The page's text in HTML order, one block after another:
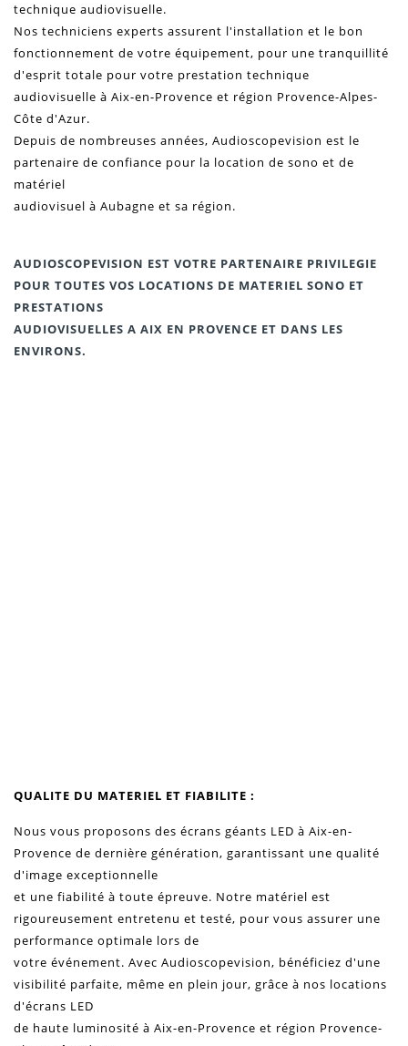
technique audiovisuelle.
Nos techniciens experts assurent l'installation et le bon
fonctionnement de votre équipement, pour une tranquillité
d'esprit totale pour votre prestation technique
audiovisuelle à Aix-en-Provence et région Provence-Alpes-
Côte d'Azur.
Depuis de nombreuses années, Audioscopevision est le
partenaire de confiance pour la location de sono et de
matériel
audiovisuel à Aubagne et sa région.
AUDIOSCOPEVISION EST VOTRE PARTENAIRE PRIVILEGIE
POUR TOUTES VOS LOCATIONS DE MATERIEL SONO ET
PRESTATIONS
AUDIOVISUELLES A AIX EN PROVENCE ET DANS LES
ENVIRONS.
QUALITE DU MATERIEL ET FIABILITE :
Nous vous proposons des écrans géants LED à Aix-en-
Provence de dernière génération, garantissant une qualité
d'image exceptionnelle
et une fiabilité à toute épreuve. Notre matériel est
rigoureusement entretenu et testé, pour vous assurer une
performance optimale lors de
votre événement. Avec Audioscopevision, bénéficiez d'une
visibilité parfaite, même en plein jour, grâce à nos locations
d'écrans LED
de haute luminosité à Aix-en-Provence et région Provence-